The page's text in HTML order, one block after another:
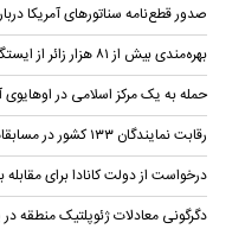
صدور قطع‌نامه سناتورهای آمریکا
بهره‌مندی بیش از ۸۱ هزار زائر از ایستگاه‌های قرآنی اربعین
حمله به یک مرکز اسلامی در اوهایوی
رقابت نمایندگان ۱۳۳ کشور در مسابقات بین‌المللی قرآن عربستان
درخواست از دولت کانادا برای
دگرگونی معادلات ژئوپلتیک منطقه